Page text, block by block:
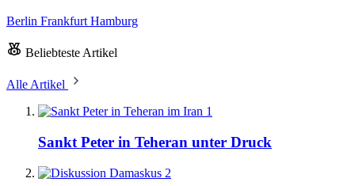
Berlin Frankfurt Hamburg
Beliebteste Artikel
Alle Artikel
1
Sankt Peter in Teheran unter Druck
2